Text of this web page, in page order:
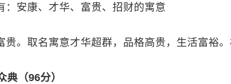
：安康、才华、富贵、招财的寓意
贵。取名寓意才华超群，品格高贵，生活富裕
典（96分）